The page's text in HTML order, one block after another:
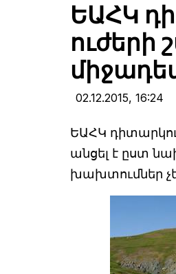
ԵԱՀԿ
ուժերի
02.12.2015, 16:24
ԵԱՀԿ
անցել է ըստ
խախտումներ